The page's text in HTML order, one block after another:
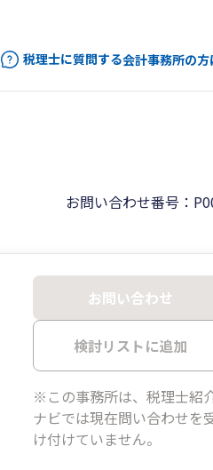
税理士に質問する会計事務所の方
お問い合わせ番号：
お問い合わせ
検討リストに追加
※この事務所は、税理士紹
ナビでは現在問い合わせを
け付けていません。